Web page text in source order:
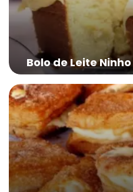
Bolo de Leite Ninho